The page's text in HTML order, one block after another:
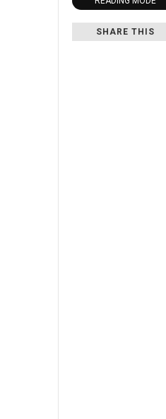
SHARE THIS